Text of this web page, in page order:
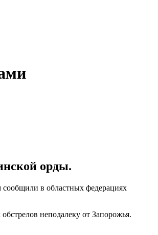
орды.
сообщили в областных федерациях
неподалеку от Запорожья.